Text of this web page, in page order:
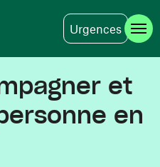
Urgences
et
en